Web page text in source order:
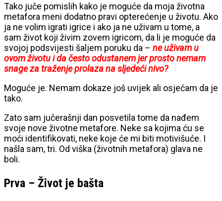
Tako juče pomislih kako je moguće da moja životna
metafora meni dodatno pravi opterećenje u životu. Ako
ja ne volim igrati igrice i ako ja ne uživam u tome, a
sam život koji živim zovem igricom, da li je moguće da
svojoj podsvijesti šaljem poruku da – ne uživam u
ovom životu i da često odustanem jer prosto nemam
snage za traženje prolaza na sljedeći nivo?
Moguće je. Nemam dokaze još uvijek ali osjećam da je
tako.
Zato sam jučerašnji dan posvetila tome da nađem
svoje nove životne metafore. Neke sa kojima ću se
moći identifikovati, neke koje će mi biti motivišuće. I
našla sam, tri. Od viška (životnih metafora) glava ne
boli.
Prva – Život je bašta